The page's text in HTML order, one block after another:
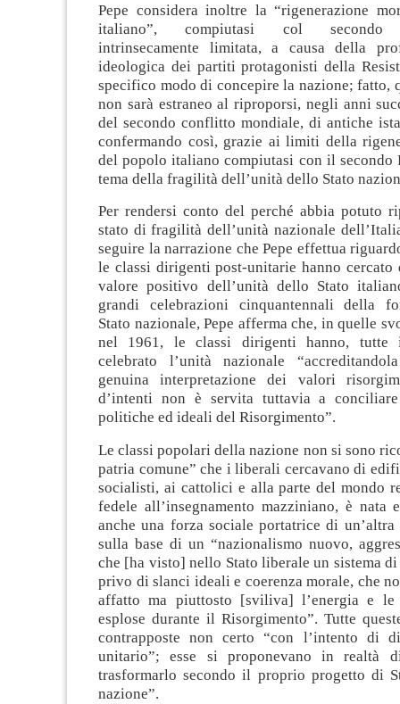
Pepe considera inoltre la “rigenerazione
italiano”, compiutasi col secondo
intrinsecamente limitata, a causa della
ideologica dei partiti protagonisti della
specifico modo di concepire la nazione; fatto,
non sarà estraneo al riproporsi, negli anni
del secondo conflitto mondiale, di antiche
confermando così, grazie ai limiti della
del popolo italiano compiutasi con il secondo
tema della fragilità dell’unità dello Stato
Per rendersi conto del perché abbia potuto
stato di fragilità dell’unità nazionale
seguire la narrazione che Pepe effettua
le classi dirigenti post-unitarie hanno cercato
valore positivo dell’unità dello Stato
grandi celebrazioni cinquantennali della
Stato nazionale, Pepe afferma che, in quelle
nel 1961, le classi dirigenti hanno, tutte
celebrato l’unità nazionale
genuina interpretazione dei valori
d’intenti non è servita tuttavia a
politiche ed ideali del Risorgimento”.
Le classi popolari della nazione non si sono
patria comune” che i liberali cercavano di
socialisti, ai cattolici e alla parte del mondo
fedele all’insegnamento mazziniano, è nata
anche una forza sociale portatrice di
sulla base di un “nazionalismo nuovo,
che [ha visto] nello Stato liberale un sistema
privo di slanci ideali e coerenza morale, che
affatto ma piuttosto [sviliva] l’energia e
esplose durante il Risorgimento”. Tutte
contrapposte non certo “con l’intento di
unitario”; esse si proponevano in realtà
trasformarlo secondo il proprio progetto di
nazione”.